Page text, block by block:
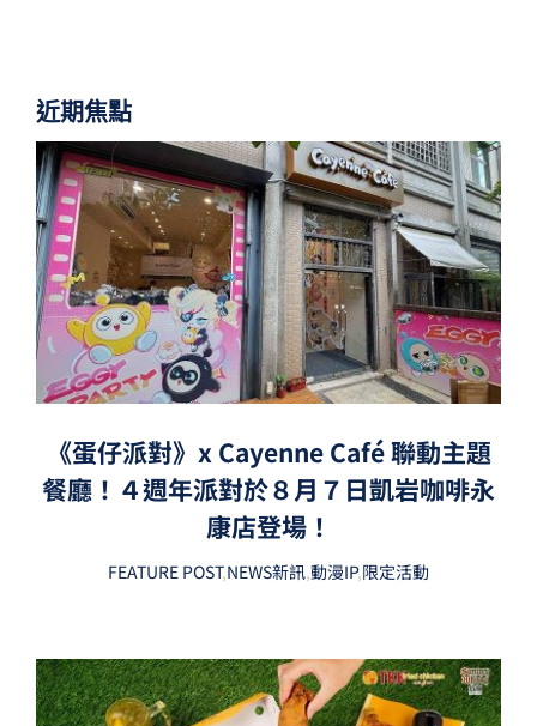
近期焦點
《蛋仔派對》x Cayenne Café 聯動主題
餐廳！４週年派對於８月７日凱岩咖啡永
康店登場！
FEATURE POST,NEWS新訊,動漫IP,限定活動